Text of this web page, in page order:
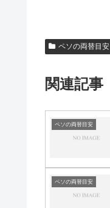
ペソの両替目安
関連記事
ペソの両替目安
ペソの両替目安